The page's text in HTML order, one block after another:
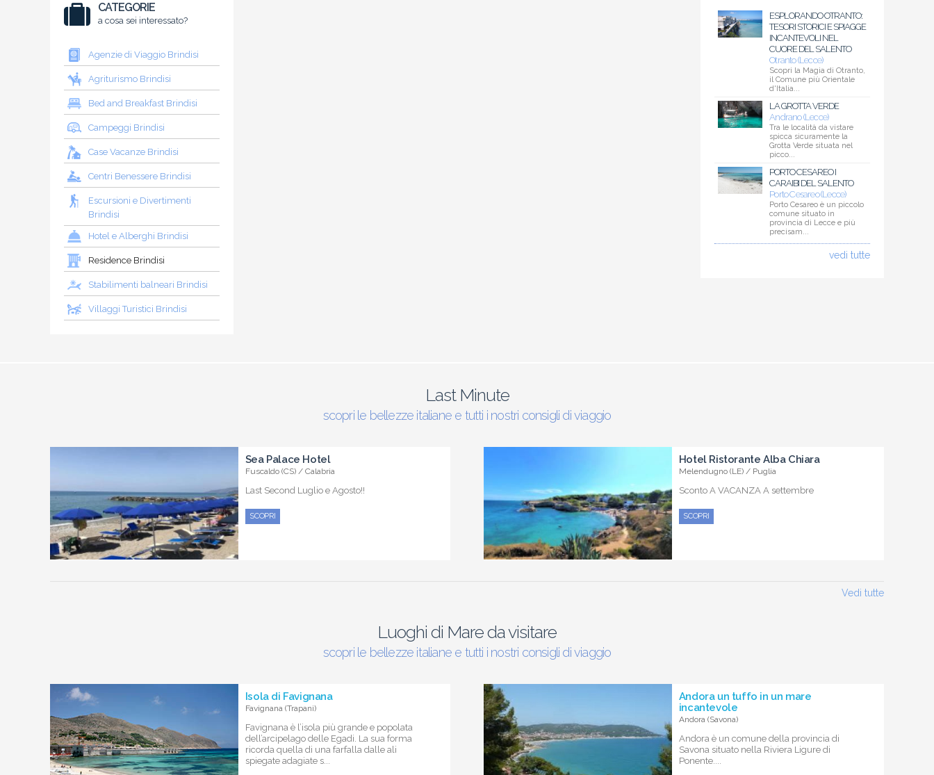
CATEGORIE
a cosa sei interessato?
Agenzie di Viaggio Brindisi
Agriturismo Brindisi
Bed and Breakfast Brindisi
Campeggi Brindisi
Case Vacanze Brindisi
Centri Benessere Brindisi
Escursioni e Divertimenti
Brindisi
Hotel e Alberghi Brindisi
Residence Brindisi
Stabilimenti balneari Brindisi
Villaggi Turistici Brindisi
ESPLORANDO OTRANTO:
TESORI STORICI E SPIAGGE
INCANTEVOLI NEL
CUORE DEL SALENTO
Otranto (Lecce)
Scopri la Magia di Otranto,
il Comune più Orientale
d'Italia...
LA GROTTA VERDE
Andrano (Lecce)
Tra le località da vistare
spicca sicuramente la
Grotta Verde situata nel
picco...
PORTO CESAREO I
CARAIBI DEL SALENTO
Porto Cesareo (Lecce)
Porto Cesareo è un piccolo
comune situato in
provincia di Lecce e più
precisam...
vedi tutte
Last Minute
scopri le bellezze italiane e tutti i nostri consigli di viaggio
Sea Palace Hotel
Fuscaldo (CS) / Calabria
Last Second Luglio e Agosto!!
SCOPRI
Hotel Ristorante Alba Chiara
Melendugno (LE) / Puglia
Sconto A VACANZA A settembre
SCOPRI
Vedi tutte
Luoghi di Mare da visitare
scopri le bellezze italiane e tutti i nostri consigli di viaggio
Isola di Favignana
Favignana (Trapani)
Favignana è l’isola più grande e popolata
dell’arcipelago delle Egadi. La sua forma
ricorda quella di una farfalla dalle ali
spiegate adagiate s...
Andora un tuffo in un mare
incantevole
Andora (Savona)
Andora è un comune della provincia di
Savona situato nella Riviera Ligure di
Ponente....